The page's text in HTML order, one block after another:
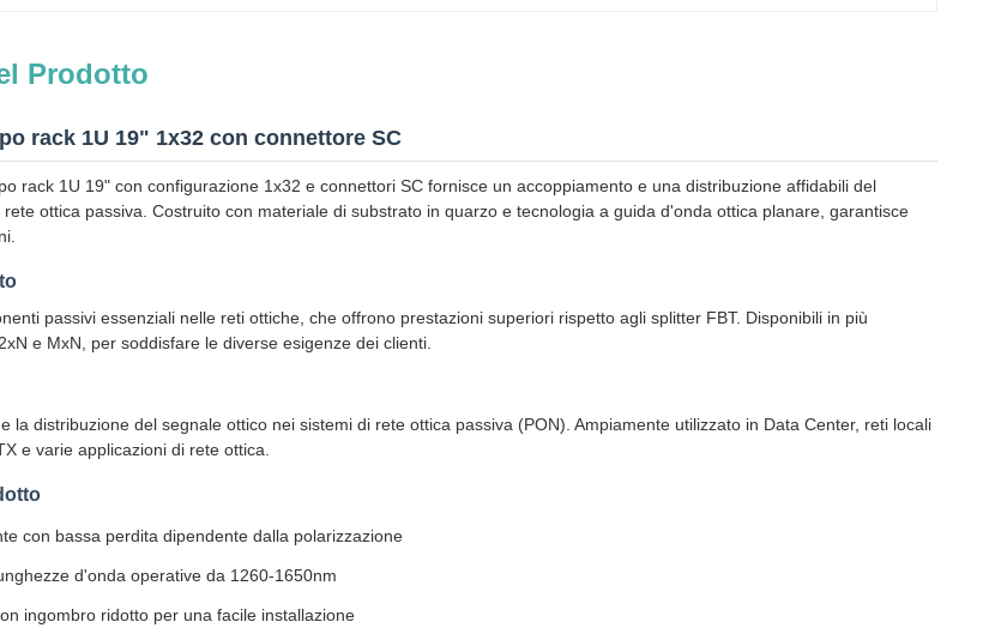
Prodotto
rack 1U 19" 1x32 con connettore SC
rack 1U 19" con configurazione 1x32 e connettori SC fornisce un accoppiamento e una distribuzione affidabili del
ottica passiva. Costruito con materiale di substrato in quarzo e tecnologia a guida d'onda ottica planare, garantisce
passivi essenziali nelle reti ottiche, che offrono prestazioni superiori rispetto agli splitter FBT. Disponibili in più
e MxN, per soddisfare le diverse esigenze dei clienti.
la distribuzione del segnale ottico nei sistemi di rete ottica passiva (PON). Ampiamente utilizzato in Data Center, reti locali
e varie applicazioni di rete ottica.
con bassa perdita dipendente dalla polarizzazione
d'onda operative da 1260-1650nm
ingombro ridotto per una facile installazione